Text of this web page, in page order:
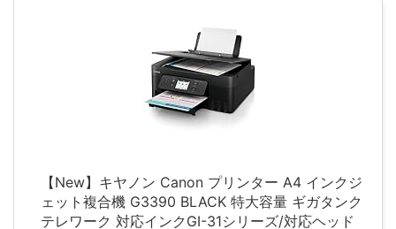
【New】キヤノン Canon プリンター A4 インクジ
ェット複合機 G3390 BLACK 特大容量 ギガタンク
テレワーク 対応インクGI-31シリーズ/対応ヘッド